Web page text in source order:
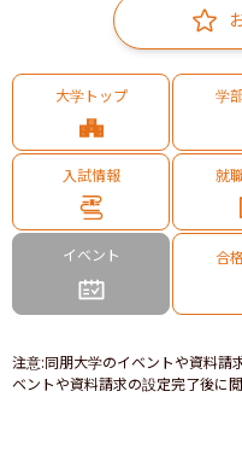
大学トップ 学
入試情報 就
イベント 合
注意:同朋大学のイベントや資料請
ベントや資料請求の設定完了後に